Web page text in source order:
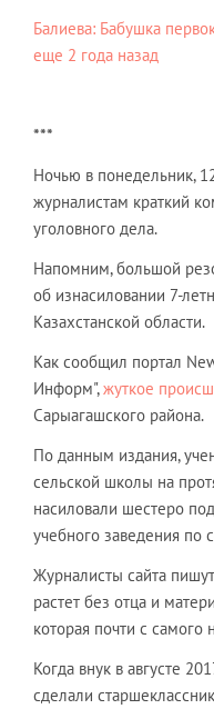
Балиева: Бабушка
еще 2 года назад
***
Ночью в понедельник,
журналистам краткий
уголовного дела.
Напомним, большой
об изнасиловании 7-
Казахстанской области.
Как сообщил портал
Информ",жуткое
Сарыагашского района.
По данным издания,
сельской школы на
насиловали шестеро
учебного заведения по
Журналисты сайта
растет без отца и
которая почти с
Когда внук в августе
сделали